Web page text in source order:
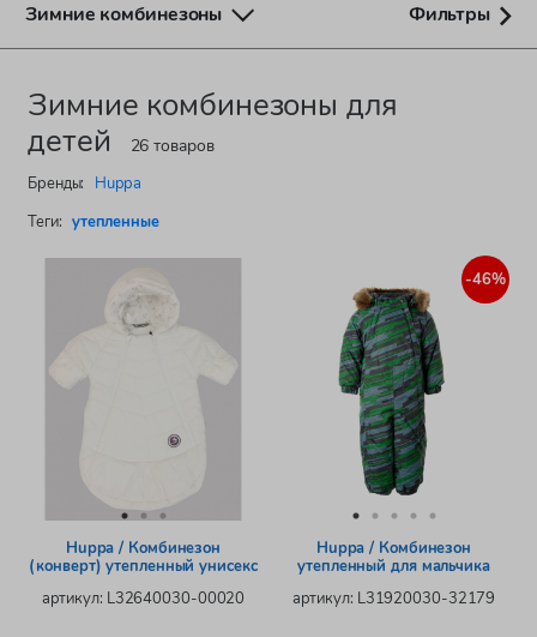
Зимние комбинезоны Фильтры
Зимние комбинезоны для
детей
26 товаров
Бренды:
Huppa
Теги: утепленные
Huppa / Комбинезон
(конверт) утепленный унисекс
артикул: L32640030-00020
-46%
Huppa / Комбинезон
утепленный для мальчика
артикул: L31920030-32179